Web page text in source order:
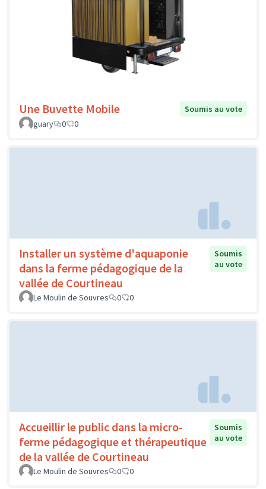
Une Buvette Mobile
Soumis au vote
guary
0 0
Installer un système d'aquaponie
dans la ferme pédagogique de la
vallée de Courtineau
Soumis
au vote
Le Moulin de Souvres 0 0
Accueillir le public dans la micro-
ferme pédagogique et thérapeutique
de la vallée de Courtineau
Soumis
au vote
Le Moulin de Souvres 0 0